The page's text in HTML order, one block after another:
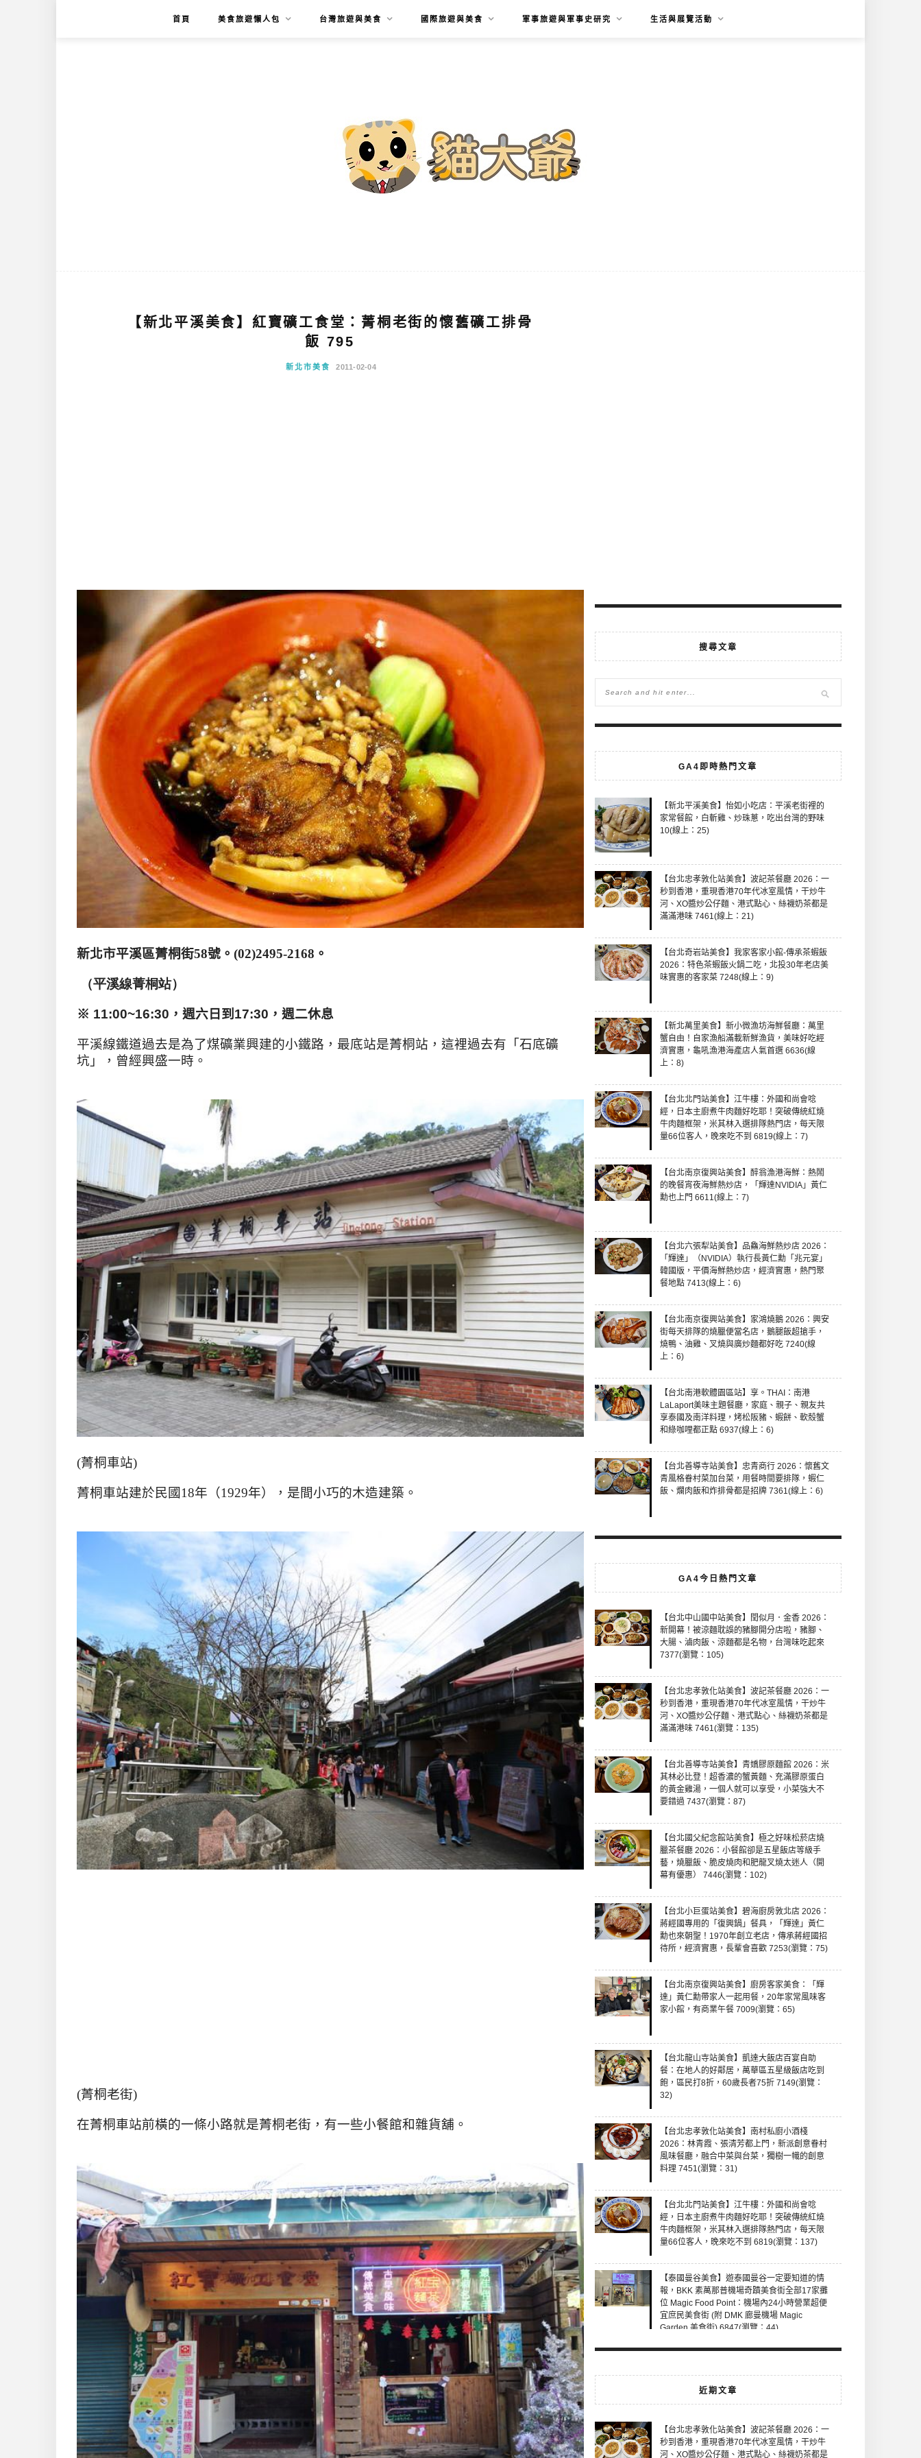
首頁 美食旅遊懶人包 台灣旅遊與美食 國際旅遊與美食 軍事旅遊與軍事史研究 生活與展覽活動
【新北平溪美食】紅寶礦工食堂：菁桐老街的懷舊礦工排骨
飯 795
新北市美食 2011-02-04
新北市平溪區菁桐街58號。 (02)2495-2168 。
（平溪線菁桐站）
※ 11:00~16:30，週六日到17:30，週二休息
平溪線鐵道過去是為了煤礦業興建的小鐵路，最底站是菁桐站，這裡過去有「石底礦
坑」，曾經興盛一時。
(菁桐車站)
菁桐車站建於民國18年（1929年），是間小巧的木造建築。
(菁桐老街)
在菁桐車站前橫的一條小路就是菁桐老街，有一些小餐館和雜貨舖。
搜尋文章
GA4即時熱門文章
【新北平溪美食】怡如小吃店：平溪老街裡的
家常餐館，白斬雞、炒珠蔥，吃出台灣的野味
10(線上：25)
【台北忠孝敦化站美食】波記茶餐廳 2026：一
秒到香港，重現香港70年代冰室風情，干炒牛
河、XO醬炒公仔麵、港式點心、絲襪奶茶都是
滿滿港味 7461(線上：21)
【台北奇岩站美食】我家客家小館-傳承茶蝦飯
2026：特色茶蝦飯火鍋二吃，北投30年老店美
味實惠的客家菜 7248(線上：9)
【新北萬里美食】新小微漁坊海鮮餐廳：萬里
蟹自由！自家漁船滿載新鮮漁貨，美味好吃經
濟實惠，龜吼漁港海產店人氣首選 6636(線
上：8)
【台北北門站美食】江牛樓：外國和尚會唸
經，日本主廚煮牛肉麵好吃耶！突破傳統紅燒
牛肉麵框架，米其林入選排隊熱門店，每天限
量66位客人，晚來吃不到 6819(線上：7)
【台北南京復興站美食】醉翁漁港海鮮：熱鬧
的晚餐宵夜海鮮熱炒店，「輝達NVIDIA」黃仁
勳也上門 6611(線上：7)
【台北六張犁站美食】品鱻海鮮熱炒店 2026：
「輝達」（NVIDIA）執行長黃仁勳「兆元宴」
韓國版，平價海鮮熱炒店，經濟實惠，熱門聚
餐地點 7413(線上：6)
【台北南京復興站美食】家鴻燒鵝 2026：興安
街每天排隊的燒臘便當名店，鵝腿飯超搶手，
燒鴨、油雞、叉燒與廣炒麵都好吃 7240(線
上：6)
【台北南港軟體園區站】享。THAI：南港
LaLaport美味主題餐廳，家庭、親子、親友共
享泰國及南洋料理，烤松阪豬、蝦餅、軟殼蟹
和綠咖哩都正點 6937(線上：6)
【台北善導寺站美食】忠青商行 2026：懷舊文
青風格眷村菜加台菜，用餐時間要排隊，蝦仁
飯、爛肉飯和炸排骨都是招牌 7361(線上：6)
GA4今日熱門文章
【台北中山國中站美食】閏似月．金香 2026：
新開幕！被涼麵耽誤的豬腳開分店啦，豬腳、
大腸、滷肉飯、涼麵都是名物，台灣味吃起來
7377(瀏覽：105)
【台北忠孝敦化站美食】波記茶餐廳 2026：一
秒到香港，重現香港70年代冰室風情，干炒牛
河、XO醬炒公仔麵、港式點心、絲襪奶茶都是
滿滿港味 7461(瀏覽：135)
【台北善導寺站美食】青嬌膠原麵館 2026：米
其林必比登！超香濃的蟹黃麵、充滿膠原蛋白
的黃金雞湯，一個人就可以享受，小菜強大不
要錯過 7437(瀏覽：87)
【台北國父紀念館站美食】極之好味松菸店燒
臘茶餐廳 2026：小餐館卻是五星飯店等級手
藝，燒臘飯、脆皮燒肉和肥龍叉燒太迷人（開
幕有優惠） 7446(瀏覽：102)
【台北小巨蛋站美食】碧海廚房敦北店 2026：
蔣經國專用的「復興鍋」餐具，「輝達」黃仁
勳也來朝聖！1970年創立老店，傳承蔣經國招
待所，經濟實惠，長輩會喜歡 7253(瀏覽：75)
【台北南京復興站美食】廚房客家美食：「輝
達」黃仁勳帶家人一起用餐，20年家常風味客
家小館，有商業午餐 7009(瀏覽：65)
【台北龍山寺站美食】凱達大飯店百宴自助
餐：在地人的好鄰居，萬華區五星級飯店吃到
飽，區民打8折，60歲長者75折 7149(瀏覽：
32)
【台北忠孝敦化站美食】南村私廚小酒棧
2026：林青霞、張清芳都上門，新派創意眷村
風味餐廳，融合中菜與台菜，獨樹一幟的創意
料理 7451(瀏覽：31)
【台北北門站美食】江牛樓：外國和尚會唸
經，日本主廚煮牛肉麵好吃耶！突破傳統紅燒
牛肉麵框架，米其林入選排隊熱門店，每天限
量66位客人，晚來吃不到 6819(瀏覽：137)
【泰國曼谷美食】遊泰國曼谷一定要知道的情
報，BKK 素萬那普機場奇蹟美食街全部17家攤
位 Magic Food Point：機場內24小時營業超便
宜庶民美食街 (附 DMK 廊曼機場 Magic
Garden 美食街) 6847(瀏覽：44)
近期文章
【台北忠孝敦化站美食】波記茶餐廳 2026：一
秒到香港，重現香港70年代冰室風情，干炒牛
河、XO醬炒公仔麵、港式點心、絲襪奶茶都是